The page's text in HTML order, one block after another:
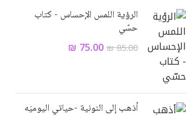
الرؤية اللمس الإحساس - كتاب
حسّي
₪85.00
₪ 75.00
أذهب إلى النونية -حياتي اليوميَه
Facebook
Email
Instagram
WhatsApp